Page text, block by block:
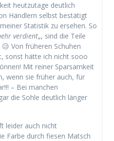
heutzutage deutlich
Händlern selbst bestätigt
Statistik zu ersehen. So
verdient„, sind die Teile
Von früheren Schuhen
sonst hätte ich nicht sooo
Mit reiner Sparsamkeit
wenn sie früher auch, für
– Bei manchen
die Sohle deutlich länger
leider auch nicht
Farbe durch fiesen Matsch